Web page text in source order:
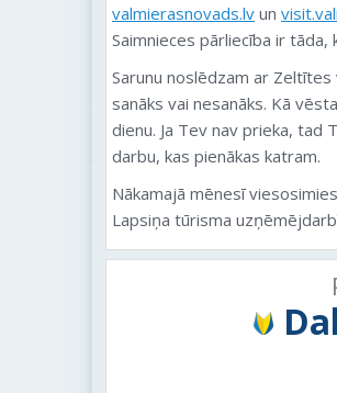
valmierasnovads.lv un
Saimnieces pārliecība ir
Sarunu noslēdzam ar
sanāks vai nesanāks. Kā
dienu. Ja Tev nav prieka, tad
darbu, kas pienākas katram.
Nākamajā mēnesī viesosimies
Lapsiņa tūrisma